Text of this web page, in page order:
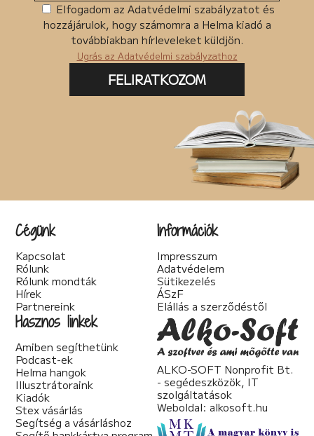
Elfogadom az Adatvédelmi szabályzatot és
hozzájárulok, hogy számomra a Helma kiadó a
továbbiakban hírleveleket küldjön.
Ugrás az Adatvédelmi szabályzathoz
FELIRATKOZOM
Cégünk
Kapcsolat
Rólunk
Rólunk mondták
Hírek
Partnereink
Információk
Impresszum
Adatvédelem
Sütikezelés
ÁSzF
Elállás a szerződéstől
Hasznos linkek
Amiben segíthetünk
Podcast-ek
Helma hangok
Illusztrátoraink
Kiadók
Stex vásárlás
Segítség a vásárláshoz
ALKO-SOFT Nonprofit Bt.
- segédeszközök, IT
szolgáltatások
Weboldal: alkosoft.hu